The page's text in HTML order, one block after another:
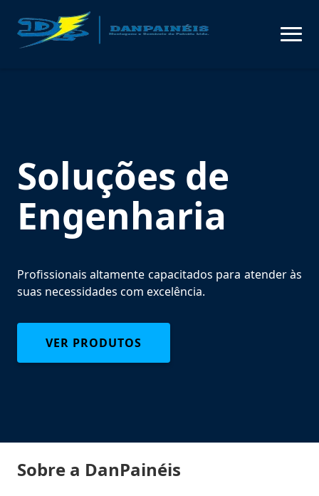
Soluções de
Engenharia
Profissionais altamente capacitados para atender às
suas necessidades com excelência.
VER PRODUTOS
Sobre a DanPainéis